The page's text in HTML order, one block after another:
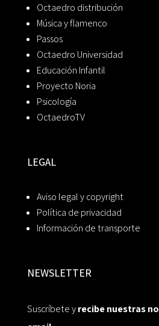
Octaedro distribución
Música y flamenco
Passos
Octaedro Universidad
Educación Infantil
Proyecto Noria
Psicología
OctaedroTV
LEGAL
Aviso legal y copyright
Política de privacidad
Información de transporte
NEWSLETTER
Suscríbete yrecibe nuestras